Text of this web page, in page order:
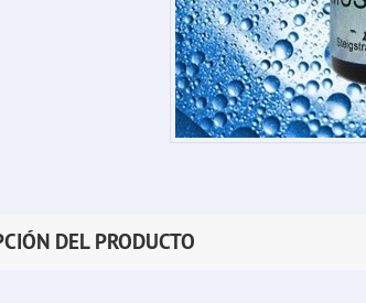
DEL PRODUCTO